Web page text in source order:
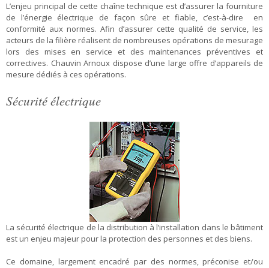
L’enjeu principal de cette chaîne technique est d’assurer la fourniture
de l’énergie électrique de façon sûre et fiable, c’est-à-dire en
conformité aux normes. Afin d’assurer cette qualité de service, les
acteurs de la filière réalisent de nombreuses opérations de mesurage
lors des mises en service et des maintenances préventives et
correctives. Chauvin Arnoux dispose d’une large offre d’appareils de
mesure dédiés à ces opérations.
Sécurité électrique
La sécurité électrique de la distribution à l’installation dans le bâtiment
est un enjeu majeur pour la protection des personnes et des biens.
Ce domaine, largement encadré par des normes, préconise et/ou